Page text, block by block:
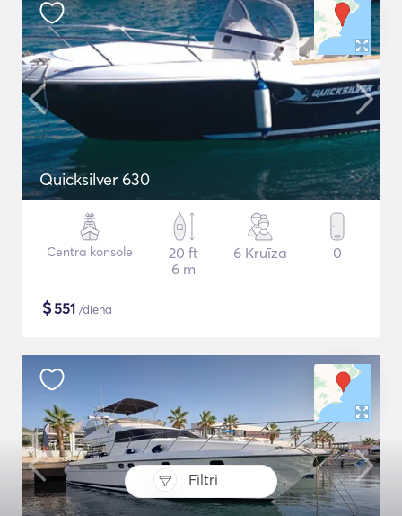
Filtri
Quicksilver 630
Centra konsole
20 ft
6 m
6 Kruīza 0
$551 /diena